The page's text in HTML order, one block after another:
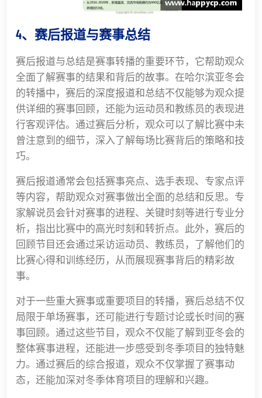
4、赛后报道与赛事总结
赛后报道与总结是赛事转播的重要环节，它帮助观众
全面了解赛事的结果和背后的故事。在哈尔滨亚冬会
的转播中，赛后的深度报道和总结不仅能够为观众提
供详细的赛事回顾，还能为运动员和教练员的表现进
行客观评估。通过赛后分析，观众可以了解比赛中未
曾注意到的细节，深入了解每场比赛背后的策略和技
巧。
赛后报道通常会包括赛事亮点、选手表现、专家点评
等内容，帮助观众对赛事做出全面的总结和反思。专
家解说员会针对赛事的进程、关键时刻等进行专业分
析，指出比赛中的高光时刻和转折点。此外，赛后的
回顾节目还会通过采访运动员、教练员，了解他们的
比赛心得和训练经历，从而展现赛事背后的精彩故
事。
对于一些重大赛事或重要项目的转播，赛后总结不仅
局限于单场赛事，还可能进行专题讨论或长时间的赛
事回顾。通过这些节目，观众不仅能了解到亚冬会的
整体赛事进程，还能进一步感受到冬季项目的独特魅
力。通过赛后的综合报道，观众不仅掌握了赛事动
态，还能加深对冬季体育项目的理解和兴趣。